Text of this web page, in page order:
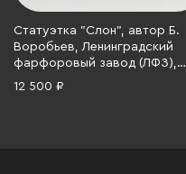
Статуэтка "Слон", автор Б.
Воробьев, Ленинградский
фарфоровый завод (ЛФЗ),
фарфор, аэрография, СССР,
12 500 ₽